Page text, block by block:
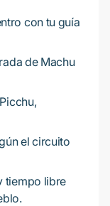
con tu guía
de Machu
el circuito
tiempo libre